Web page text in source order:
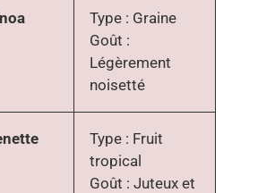
Type : Graine
Goût :
Légèrement
noisetté
Type : Fruit
tropical
Goût : Juteux et